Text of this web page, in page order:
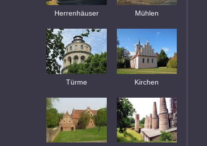
Herrenhäuser Mühlen
Türme Kirchen